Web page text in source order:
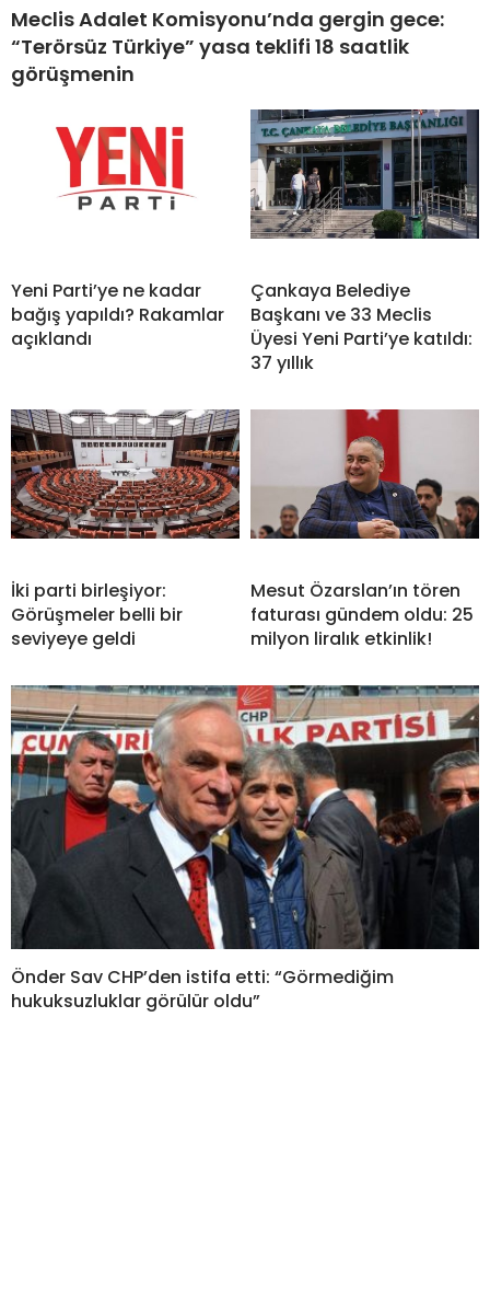
Meclis Adalet Komisyonu’nda gergin gece:
“Terörsüz Türkiye” yasa teklifi 18 saatlik
görüşmenin
Yeni Parti’ye ne kadar
bağış yapıldı? Rakamlar
açıklandı
Çankaya Belediye
Başkanı ve 33 Meclis
Üyesi Yeni Parti’ye katıldı:
37 yıllık
İki parti birleşiyor:
Görüşmeler belli bir
seviyeye geldi
Mesut Özarslan’ın tören
faturası gündem oldu: 25
milyon liralık etkinlik!
Önder Sav CHP’den istifa etti: “Görmediğim
hukuksuzluklar görülür oldu”